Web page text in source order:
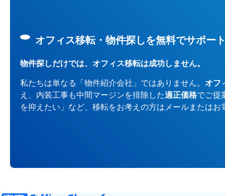
オフィス移転・物件探しを無料でサポー
物件探しだけでは、オフィス移転は成功しません。
私たちは単なる「物件紹介会社」ではありません。 オフ
え、内装工事も中間マージンを排除した適正価格でご提
を抑えたい」など、移転をお考えの方はメールまたは